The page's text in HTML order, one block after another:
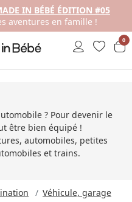
IN BÉBÉ ÉDITION #05
aventures en famille !
0
? Pour devenir le
être bien équipé !
automobiles, petites
et trains.
Véhicule, garage